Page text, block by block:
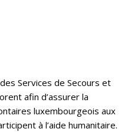
Services de Secours et
afin d’assurer la
luxembourgeois aux
à l’aide humanitaire.